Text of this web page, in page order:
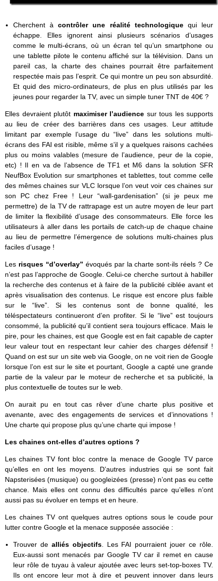
Cherchent àcontrôler une réalité technologique qui leur
échappe. Elles ignorent ainsi plusieurs scénarios d’usages
comme le multi-écrans, où un écran tel qu’un smartphone ou
une tablette pilote le contenu affiché sur la télévision. Dans un
pareil cas, la charte des chaines pourrait être parfaitement
respectée mais pas l’esprit. Ce qui montre un peu son absurdité.
Et quid des micro-ordinateurs, de plus en plus utilisés par les
jeunes pour regarder la TV, avec un simple tuner TNT de 40€ ?
Elles devraient plutôt maximiser l’audience sur tous les supports
au lieu de créer des barrières dans ces usages. Leur attitude
limitant par exemple l’usage du “live” dans les solutions multi-
écrans des FAI est risible, même s’il y a quelques raisons cachées
plus ou moins valables (mesure de l’audience, peur de la copie,
etc) ! Il en va de l’absence de TF1 et M6 dans la solution SFR
NeufBox Evolution sur smartphones et tablettes, tout comme celle
des mêmes chaines sur VLC lorsque l’on veut voir ces chaines sur
son PC chez Free ! Leur “wall-gardenisation” (si je peux me
permettre) de la TV de rattrapage est un autre moyen de leur part
de limiter la flexibilité d’usage des consommateurs. Elle force les
utilisateurs à aller dans les portails de catch-up de chaque chaine
au lieu de permettre l’émergence de solutions multi-chaines plus
faciles d’usage !
Les risques “d’overlay” évoqués par la charte sont-ils réels ? Ce
n’est pas l’approche de Google. Celui-ce cherche surtout à habiller
la recherche des contenus et à faire de la publicité ciblée avant et
après visualisation des contenus. Le risque est encore plus faible
sur le “live”. Si les contenus sont de bonne qualité, les
téléspectateurs continueront d’en profiter. Si le “live” est toujours
consommé, la publicité qu’il contient sera toujours efficace. Mais le
pire, pour les chaines, est que Google est en fait capable de capter
leur valeur tout en respectant leur cahier des charges défensif !
Quand on est sur un site web via Google, on ne voit rien de Google
lorsque l’on est sur le site et pourtant, Google a capté une grande
partie de la valeur par le moteur de recherche et sa publicité, la
plus contextuelle de toutes sur le web.
On aurait pu en tout cas rêver d’une charte plus positive et
avenante, avec des engagements de services et d’innovations !
Une charte qui propose plus qu’une charte qui impose !
Les chaines ont-elles d’autres options ?
Les chaines TV font bloc contre la menace de Google TV parce
qu’elles en ont les moyens. D’autres industries qui se sont fait
Napsterisées (musique) ou googleizées (presse) n’ont pas eu cette
chance. Mais elles ont connu des difficultés parce qu’elles n’ont
aussi pas su évoluer en temps et en heure.
Les chaines TV ont quelques autres options sous le coude pour
lutter contre Google et la menace supposée associée :
Trouver de alliés objectifs. Les FAI pourraient jouer ce rôle.
Eux-aussi sont menacés par Google TV car il remet en cause
leur rôle de tuyau à valeur ajoutée avec leurs set-top-boxes TV.
Ils ont encore leur mot à dire et peuvent innover dans leurs